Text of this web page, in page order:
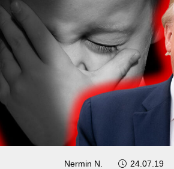
Nermin N. 24.07.19